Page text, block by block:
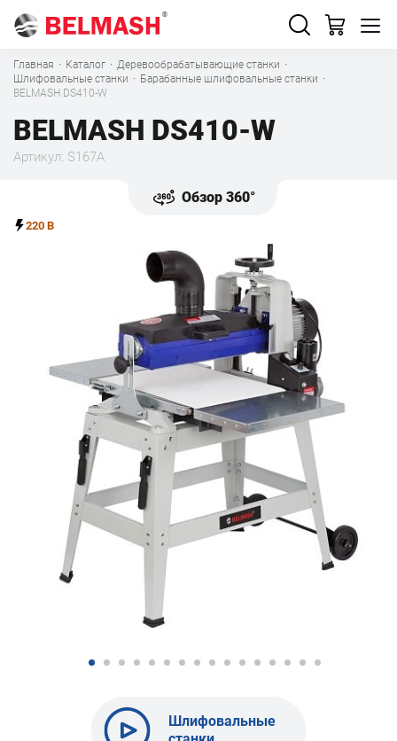
Главная · Каталог · Деревообрабатывающие станки ·
Шлифовальные станки · Барабанные шлифовальные станки ·
BELMASH DS410-W
BELMASH DS410-W
Артикул: S167A
Обзор 360°
220 В
Шлифовальные